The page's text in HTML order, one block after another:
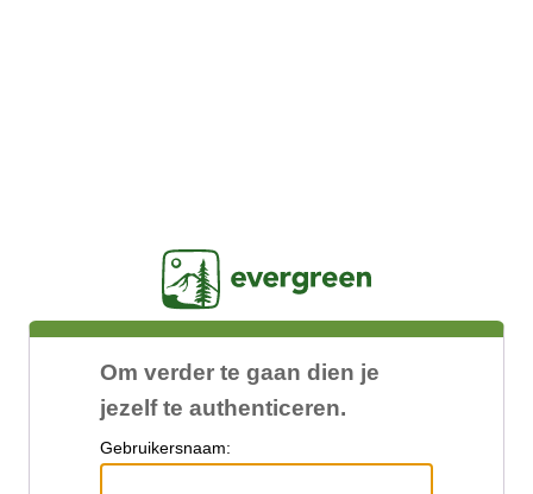
Om verder te gaan dien je
jezelf te authenticeren.
Gebruikersnaam: